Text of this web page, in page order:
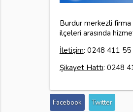
Burdur merkezli firma
ilçeleri arasında
İletişim: 0248 411 55
Şikayet Hattı: 0248
Facebook Twitter